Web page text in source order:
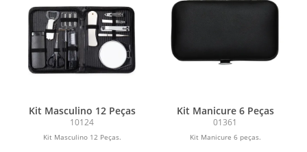
Kit Masculino 12 Peças
10124
Kit Masculino 12 Peças.
Kit Manicure 6 Peças
01361
Kit Manicure 6 peças.